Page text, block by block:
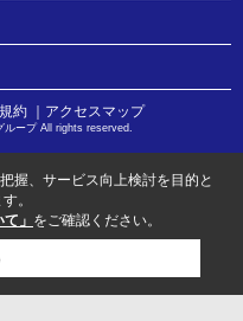
約 ｜アクセスマップ
ープ All rights reserved.
握、サービス向上検討を目的と
。
」 をご確認ください。